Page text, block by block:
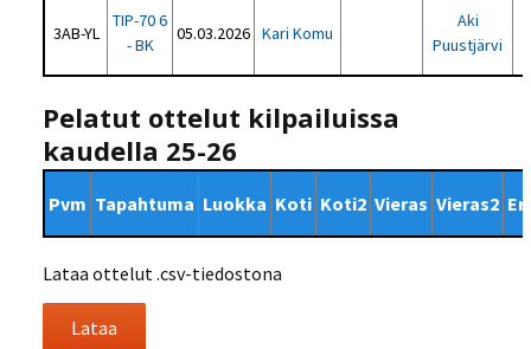
3AB-YL
TIP-70 6
- BK
05.03.2026 Kari Komu
Aki
Puustjärvi
Pelatut ottelut kilpailuissa
kaudella 25-26
Pvm Tapahtuma Luokka Koti Koti2 Vieras Vieras2
Lataa ottelut .csv-tiedostona